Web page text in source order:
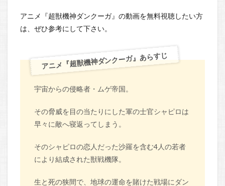
アニメ『超獣機神ダンクーガ』の動画を無料視聴したい方
は、ぜひ参考にして下さい。
アニメ『超獣機神ダンクーガ』あらすじ
宇宙からの侵略者・ムゲ帝国。
その脅威を目の当たりにした軍の士官シャピロは
早々に敵へ寝返ってしまう。
そのシャピロの恋人だった沙羅を含む4人の若者
により結成された獣戦機隊。
生と死の狭間で、地球の運命を賭けた戦場にダン